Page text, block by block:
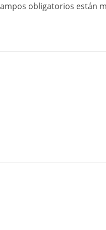
obligatorios están